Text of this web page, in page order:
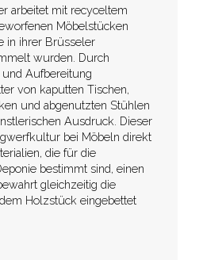
arbeitet mit recyceltem
Möbelstücken
in ihrer Brüsseler
wurden. Durch
Aufbereitung
von kaputten Tischen,
und abgenutzten Stühlen
Ausdruck. Dieser
bei Möbeln direkt
die für die
bestimmt sind, einen
gleichzeitig die
Holzstück eingebettet